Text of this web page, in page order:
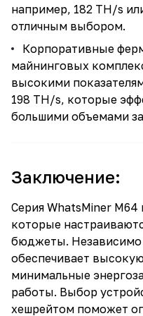
например, 182 TH/s
отличным выбором.
Корпоративные
майнинговых
высокими
198 TH/s, которые
большими объемами
Заключение:
Серия WhatsMiner M64
которые
бюджеты. Независимо
обеспечивает
минимальные
работы. Выбор
хешрейтом поможет